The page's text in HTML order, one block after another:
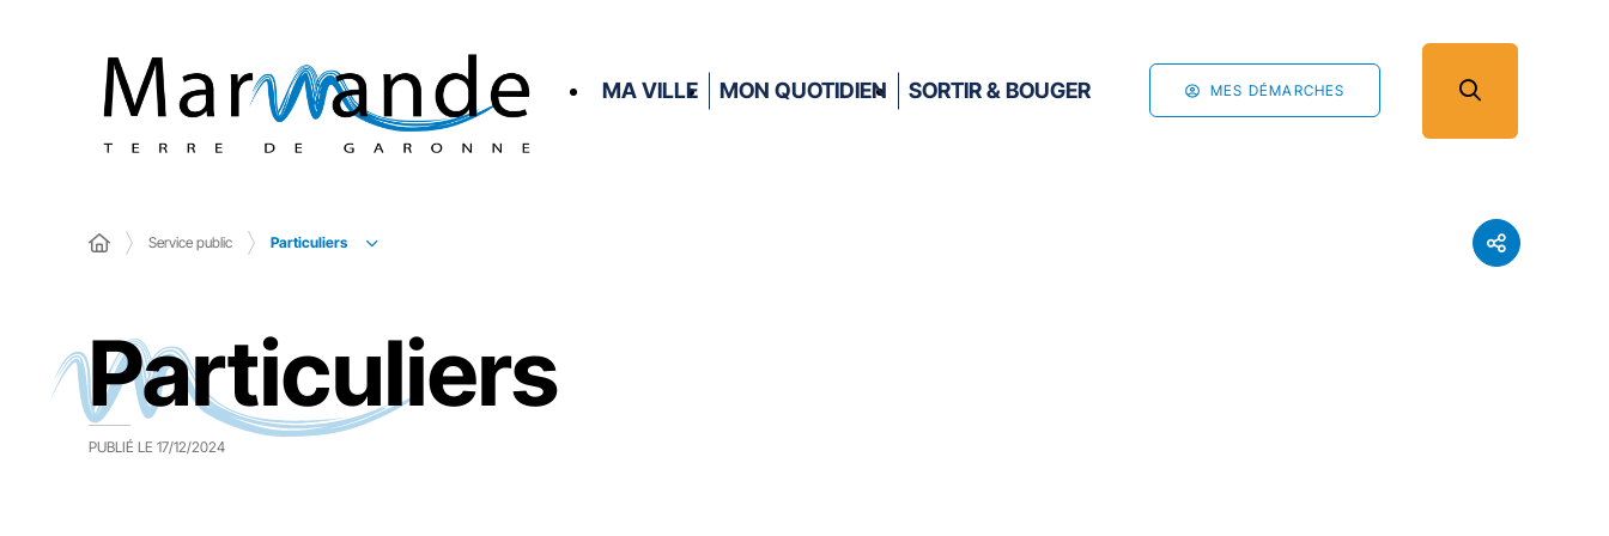
MA VILLE MON QUOTIDIEN SORTIR & BOUGER MES DÉMARCHES
Service public Particuliers
Particuliers
PUBLIÉ LE 17/12/2024